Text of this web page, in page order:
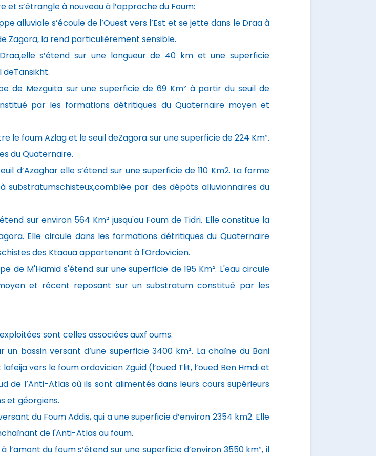
s’étrangle à nouveau à l’approche du Foum:
alluviale s’écoule de l’Ouest vers l’Est et se jette dans le Draa à
Zagora, la rend particulièrement sensible.
s’étend sur une longueur de 40 km et une superficie
deTansikht.
de Mezguita sur une superficie de 69 Km² à partir du seuil de
par les formations détritiques du Quaternaire moyen et
le foum Azlag et le seuil deZagora sur une superficie de 224 Km².
du Quaternaire.
d’Azaghar elle s’étend sur une superficie de 110 Km2. La forme
par des dépôts alluvionnaires du
sur environ 564 Km² jusqu'au Foum de Tidri. Elle constitue la
Elle circule dans les formations détritiques du Quaternaire
des Ktaoua appartenant à l'Ordovicien.
de M'Hamid s'étend sur une superficie de 195 Km². L'eau circule
et récent reposant sur un substratum constitué par les
sont celles associées auxf oums.
bassin versant d’une superficie 3400 km². La chaîne du Bani
vers le foum ordovicien Zguid (l’oued Tlit, l’oued Ben Hmdi et
de l’Anti-Atlas où ils sont alimentés dans leurs cours supérieurs
et géorgiens.
du Foum Addis, qui a une superficie d’environ 2354 km2. Elle
de l'Anti-Atlas au foum.
l’amont du foum s’étend sur une superficie d’environ 3550 km², il